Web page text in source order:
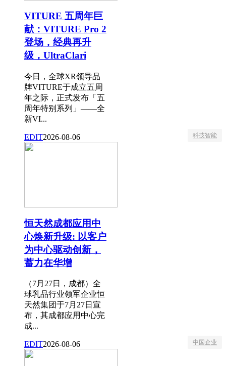
VITURE 五周年巨
献：VITURE Pro 2
登场，经典再升
级，UltraClari
今日，全球XR领导品
牌VITURE于成立五周
年之际，正式发布「五
周年特别系列」——全
新VI...
EDIT2026-08-06 科技智能
恒天然成都应用中
心焕新升级: 以客户
为中心驱动创新，
蓄力在华增
（7月27日，成都）全
球乳品行业领军企业恒
天然集团于7月27日宣
布，其成都应用中心完
成...
EDIT2026-08-06 中国企业